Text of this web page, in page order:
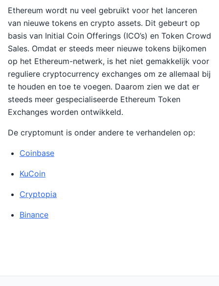
Ethereum wordt nu veel gebruikt voor het lanceren
van nieuwe tokens en crypto assets. Dit gebeurt op
basis van Initial Coin Offerings (ICO’s) en Token Crowd
Sales. Omdat er steeds meer nieuwe tokens bijkomen
op het Ethereum-netwerk, is het niet gemakkelijk voor
reguliere cryptocurrency exchanges om ze allemaal bij
te houden en toe te voegen. Daarom zien we dat er
steeds meer gespecialiseerde Ethereum Token
Exchanges worden ontwikkeld.
De cryptomunt is onder andere te verhandelen op:
Coinbase
KuCoin
Cryptopia
Binance